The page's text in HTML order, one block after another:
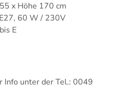
x Höhe 170 cm
60 W / 230V
E
Info unter der Tel.: 0049